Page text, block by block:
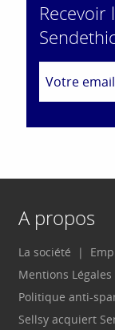
A propos
La société
Mentions Légales
Politique anti-
Sellsy acquiert